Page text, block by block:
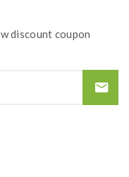
discount coupon